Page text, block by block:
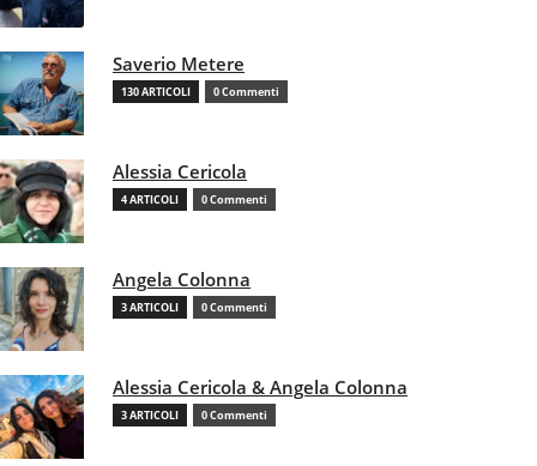
Saverio Metere
130 ARTICOLI 0 Commenti
Alessia Cericola
4 ARTICOLI 0 Commenti
Angela Colonna
3 ARTICOLI 0 Commenti
Alessia Cericola & Angela Colonna
3 ARTICOLI 0 Commenti